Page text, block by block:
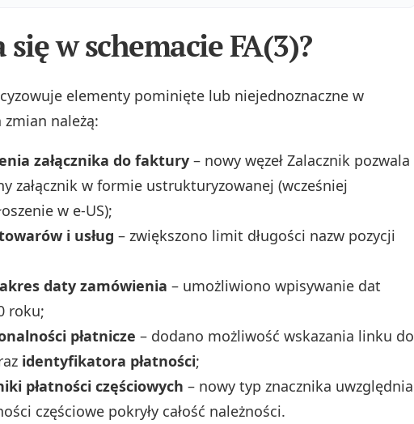
w schemacie FA(3)?
elementy pominięte lub niejednoznaczne w
zmian należą:
załącznika do faktury – nowy węzeł Zalacznik pozwala
załącznik w formie ustrukturyzowanej (wcześniej
w e‑US);
i usług – zwiększono limit długości nazw pozycji
daty zamówienia – umożliwiono wpisywanie dat
roku;
płatnicze – dodano możliwość wskazania linku do
identyfikatora płatności;
płatności częściowych – nowy typ znacznika uwzględnia
częściowe pokryły całość należności.